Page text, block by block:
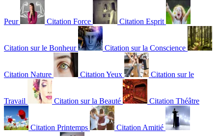
Peur Citation Force Citation Esprit
Citation sur le Bonheur Citation sur la Conscience
Citation Nature Citation Yeux Citation sur le
Travail Citation sur la Beauté Citation Théâtre
Citation Printemps Citation Amitié